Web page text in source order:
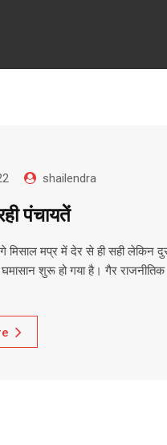
shailendra
पंचायतें
मिसाल मप्र में देर से ही सही लेकिन
शुरू हो गया है। गैर राजनीतिक